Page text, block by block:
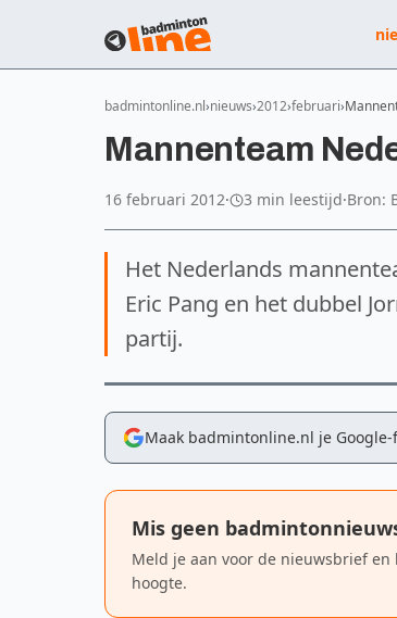
badmintonline.nl nieuws 2012 februari
Mannenteam
16 februari 2012· 3 min leestijd·Bron:
Het Nederlands
Eric Pang en het dubbel
partij.
Maak badmintonline.nl je
Mis geen
Meld je aan voor de nieuwsbrief
hoogte.